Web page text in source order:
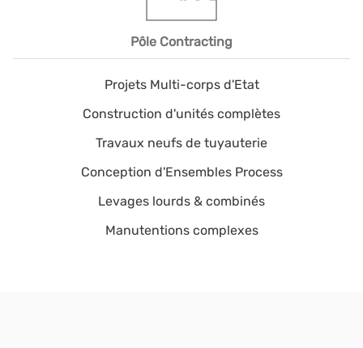
Pôle Contracting
Projets Multi-corps d'Etat
Construction d'unités complètes
Travaux neufs de tuyauterie
Conception d'Ensembles Process
Levages lourds & combinés
Manutentions complexes